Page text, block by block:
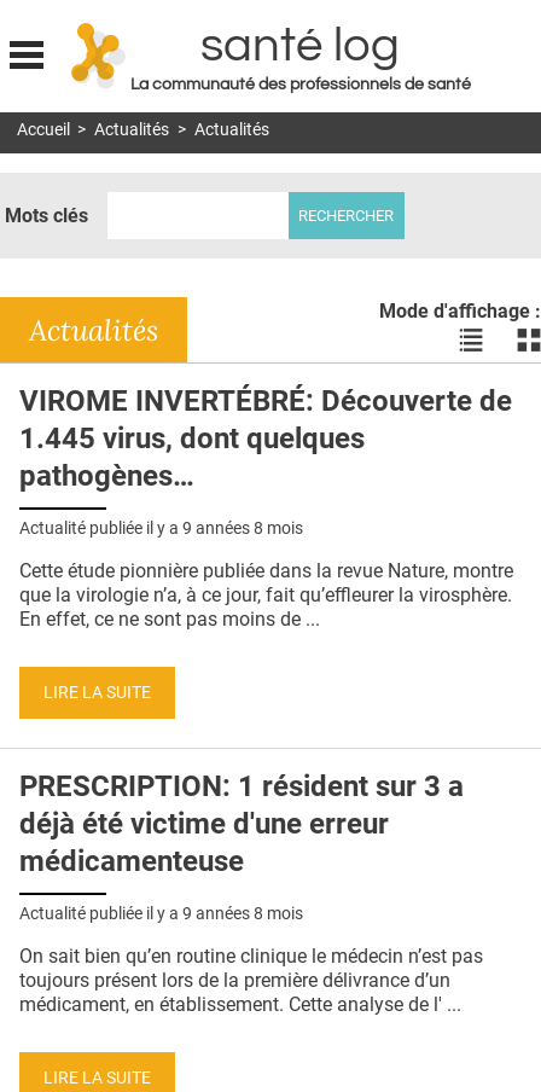
Jump to navigation
santé log
La communauté des professionnels de santé
MON COMPTE
DOSSIERS
RÉSEAUX
E-REVUE SAD
L'APP
PUBLICITÉ
CONTACT
Accueil > Actualités > Actualités
Mots clés
Mode d'affichage :
Voir
les
en
les
Actualités
VIROME INVERTÉBRÉ: Découverte de
1.445 virus, dont quelques
pathogènes…
Actualité publiée il y a 9 années 8 mois
Cette étude pionnière publiée dans la revue Nature, montre
que la virologie n’a, à ce jour, fait qu’effleurer la virosphère.
En effet, ce ne sont pas moins de ...
LIRE LA SUITE
PRESCRIPTION: 1 résident sur 3 a
déjà été victime d'une erreur
médicamenteuse
Actualité publiée il y a 9 années 8 mois
On sait bien qu’en routine clinique le médecin n’est pas
toujours présent lors de la première délivrance d’un
médicament, en établissement. Cette analyse de l' ...
LIRE LA SUITE